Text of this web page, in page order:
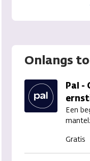
Onlangs
Pal -
Een
Gratis